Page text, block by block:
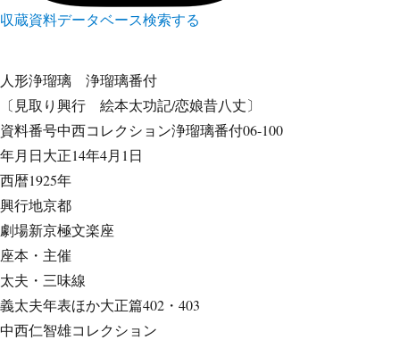
収蔵資料データベース検索する
人形浄瑠璃 浄瑠璃番付
〔見取り興行 絵本太功記/恋娘昔八丈〕
資料番号中西コレクション浄瑠璃番付06-100
年月日大正14年4月1日
西暦1925年
興行地京都
劇場新京極文楽座
座本・主催
太夫・三味線
義太夫年表ほか大正篇402・403
中西仁智雄コレクション